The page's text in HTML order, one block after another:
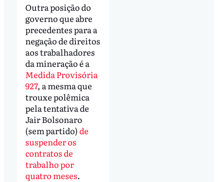
Outra posição do
governo que abre
precedentes para a
negação de direitos
aos trabalhadores
da mineração é a
Medida Provisória
927, a mesma que
trouxe polêmica
pela tentativa de
Jair Bolsonaro
(sem partido)de
suspender os
contratos de
trabalho por
quatro meses.